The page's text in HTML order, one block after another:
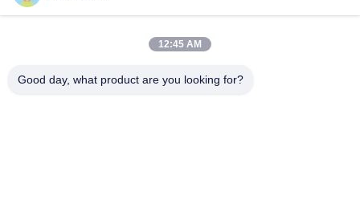
jesingd@vip.sina.com
12:45 AM
Good day, what product are you looking for?